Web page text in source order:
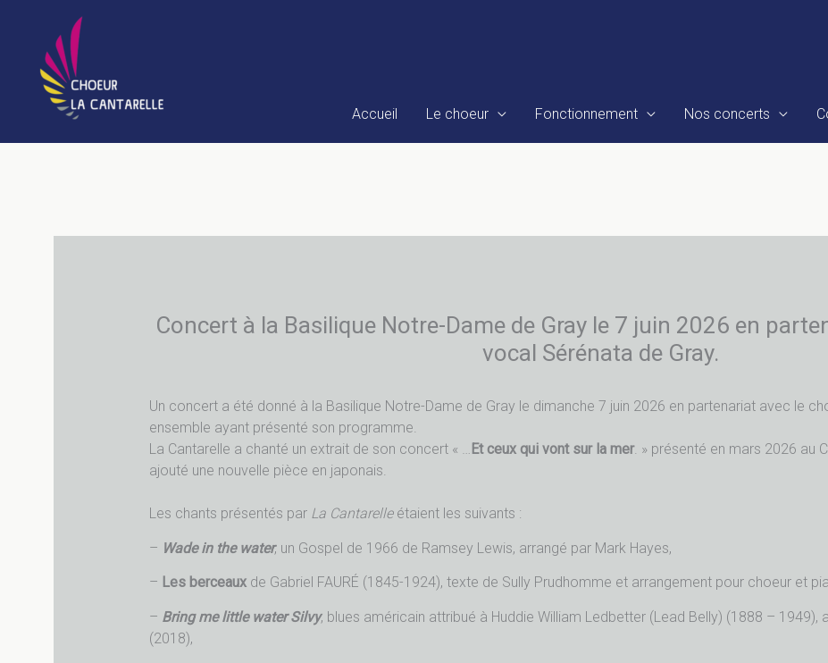
contenu
Accueil Le choeur Fonctionnement Nos concerts
Concert à la Basilique Notre-Dame de Gray le 7 juin 2026 en
vocal Sérénata de Gray.
Un concert a été donné à la Basilique Notre-Dame de Gray le dimanche 7 juin 2026 en partenariat avec le
ensemble ayant présenté son programme.
La Cantarelle a chanté un extrait de son concert « … Et ceux qui vont sur la mer. » présenté en mars 2026 au
ajouté une nouvelle pièce en japonais.
Les chants présentés par La Cantarelleétaient les suivants :
– Wade in the water, un Gospel de 1966 de Ramsey Lewis, arrangé par Mark Hayes,
– Les berceaux de Gabriel FAURÉ (1845-1924), texte de Sully Prudhomme et arrangement pour choeur et
– Bring me little water Silvy, blues américain attribué à Huddie William Ledbetter (Lead Belly) (1888 –
(2018),